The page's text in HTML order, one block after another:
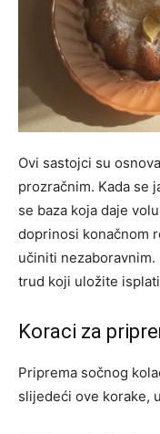
Ovi sastojci su
prozračnim. Kada se
se baza koja daje
doprinosi konačnom
učiniti
trud koji uložite
Koraci za
Priprema sočnog
slijedeći ove korake,